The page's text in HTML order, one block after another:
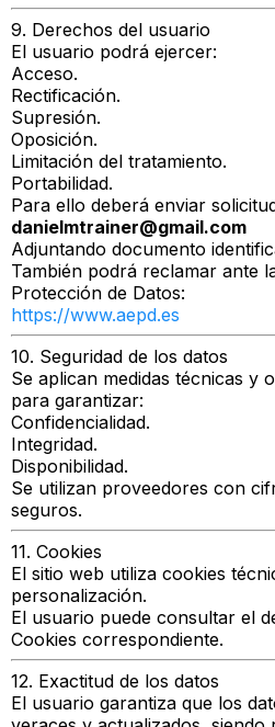
9. Derechos del usuario
El usuario podrá ejercer:
Acceso.
Rectificación.
Supresión.
Oposición.
Limitación del tratamiento.
Portabilidad.
Para ello deberá enviar
danielmtrainer@gmail.com
Adjuntando documento
También podrá reclamar ante
Protección de Datos:
https://www.aepd.es
10. Seguridad de los datos
Se aplican medidas técnicas y
para garantizar:
Confidencialidad.
Integridad.
Disponibilidad.
Se utilizan proveedores con
seguros.
11. Cookies
El sitio web utiliza cookies
personalización.
El usuario puede consultar el
Cookies correspondiente.
12. Exactitud de los datos
El usuario garantiza que los